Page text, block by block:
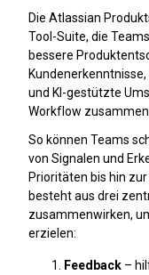
Die Atlassian
Tool-Suite, die
bessere
und KI-gestützte
Workflow zusammen.
So können Teams
von Signalen und
Prioritäten bis hin
besteht aus drei
zusammenwirken,
erzielen:
Feedback –